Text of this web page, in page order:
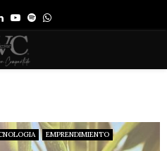
LinkedinYoutube
SpotifyWhatsapp
EMPRENDIMIENTO